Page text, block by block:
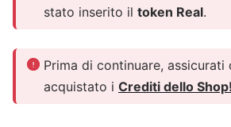
stato inserito il token Real.
Prima di continuare, assicurati
acquistato i Crediti dello Shop!